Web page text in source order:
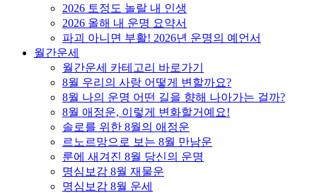
2026 토정도 놀랄 내 인생
2026 올해 내 운명 요약서
파괴 아니면 부활! 2026년 운명의 예언서
월간운세
월간운세 카테고리 바로가기
8월 우리의 사랑 어떻게 변할까요?
8월 나의 운명 어떤 길을 향해 나아가는 걸까?
8월 애정운, 이렇게 변화할거예요!
솔로를 위한 8월의 애정운
르노르망으로 보는 8월 만남운
룬에 새겨진 8월 당신의 운명
명심보감 8월 재물운
명심보감 8월 운세